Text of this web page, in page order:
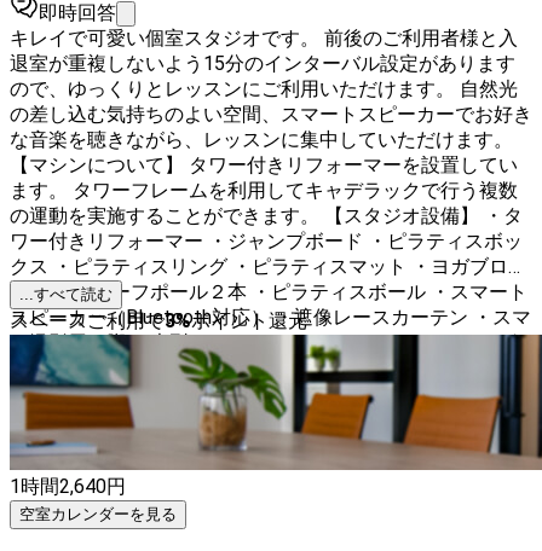
即時回答
キレイで可愛い個室スタジオです。 前後のご利用者様と入
退室が重複しないよう15分のインターバル設定があります
ので、ゆっくりとレッスンにご利用いただけます。 自然光
の差し込む気持ちのよい空間、スマートスピーカーでお好き
な音楽を聴きながら、レッスンに集中していただけます。
【マシンについて】 タワー付きリフォーマーを設置してい
ます。 タワーフレームを利用してキャデラックで行う複数
の運動を実施することができます。 【スタジオ設備】 ・タ
ワー付きリフォーマー ・ジャンプボード ・ピラティスボッ
クス ・ピラティスリング ・ピラティスマット ・ヨガブロッ
ク２個 ・ハーフポール２本 ・ピラティスボール ・スマート
スピーカー（Bluetooth対応） ・遮像レースカーテン ・スマ
ホ撮影用三脚 ・大型ミラー（220ｃｍ） ・フィッティング
スペース ・除菌シート ・室内防犯カメラ ・掃除機 ・空気清
浄機 ・無料Wi-Fi
...すべて読む
スペースご利用で3%ポイント還元
1時間2,640円
空室カレンダーを見る